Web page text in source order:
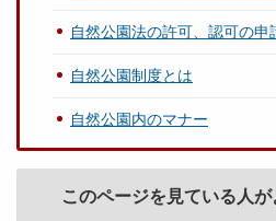
自然公園法の許可、認可の申
自然公園制度とは
自然公園内のマナー
このページを見ている人